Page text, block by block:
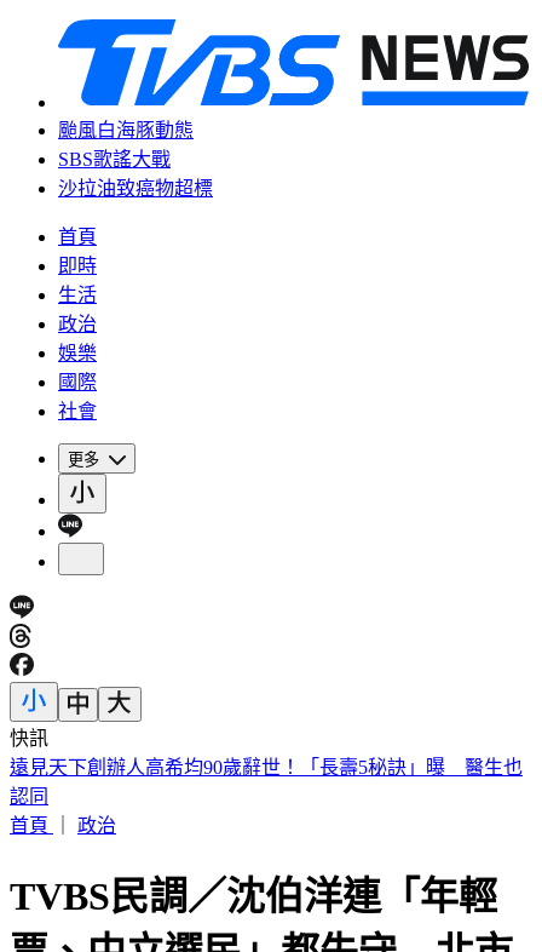
颱風白海豚動態
SBS歌謠大戰
沙拉油致癌物超標
首頁
即時
生活
政治
娛樂
國際
社會
更多
快訊
美股開盤／聯準會升息疑慮意外減緩！標普、那指「雙開高」
首頁
TVBS民調／沈伯洋連「年輕
票、中立選民」都失守 北市